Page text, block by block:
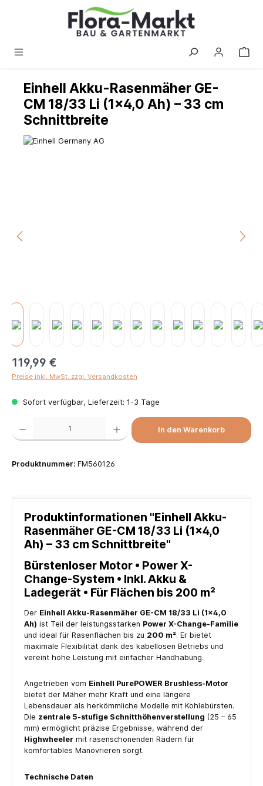
Einhell Akku-Rasenmäher GE-
CM 18/33 Li (1×4,0 Ah) – 33 cm
Schnittbreite
119,99 €
Preise inkl. MwSt. zzgl. Versandkosten
Sofort verfügbar, Lieferzeit: 1-3 Tage
Produkt Anzahl: Gib den gewünschten Wert ein oder benutze die Schaltflächen um die
In den Warenkorb
Produktnummer: FM560126
Produktinformationen "Einhell Akku-
Rasenmäher GE-CM 18/33 Li (1×4,0
Ah) – 33 cm Schnittbreite"
Bürstenloser Motor • Power X-
Change-System • Inkl. Akku &
Ladegerät • Für Flächen bis 200 m²
Der Einhell Akku-Rasenmäher GE-CM 18/33 Li (1×4,0
Ah) ist Teil der leistungsstarken Power X-Change-Familie
und ideal für Rasenflächen bis zu 200 m². Er bietet
maximale Flexibilität dank des kabellosen Betriebs und
vereint hohe Leistung mit einfacher Handhabung.
Angetrieben vom Einhell PurePOWER Brushless-Motor
bietet der Mäher mehr Kraft und eine längere
Lebensdauer als herkömmliche Modelle mit Kohlebürsten.
Die zentrale 5-stufige Schnitthöhenverstellung (25 – 65
mm) ermöglicht präzise Ergebnisse, während der
Highwheeler mit rasenschonenden Rädern für
komfortables Manövrieren sorgt.
Technische Daten